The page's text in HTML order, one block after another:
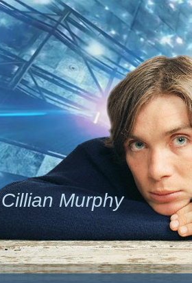
Cillian Murphy